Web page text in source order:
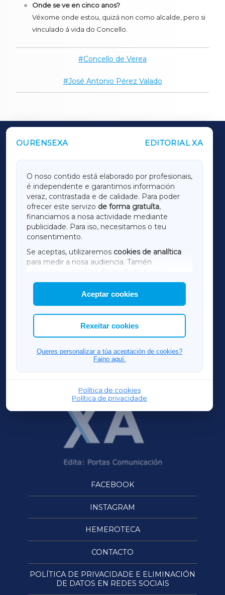
Onde se ve en cinco anos?
Véxome onde estou, quizá non como alcalde, pero si
vinculado á vida do Concello.
Concello de Verea
José Antonio Pérez Valado
OURENSEXA EDITORIAL XA
O noso contido está elaborado por profesionais,
é independente e garantimos información
veraz, contrastada e de calidade. Para poder
ofrecer este servizo de forma gratuíta,
financiamos a nosa actividade mediante
publicidade. Para iso, necesitamos o teu
consentimento.
Se aceptas, utilizaremos cookies de analítica
para medir a nosa audiencia. Tamén
utilizaremos
cookies de marketing
mostrar publicidade de terceiros.
Así mesmo, podes personalizar a elección das
cookies que desexas permitir.
Aceptar cookies
Rexeitar cookies
Queres personalizar a túa aceptación de cookies?
Faino aquí.
Política de cookies
Política de privacidade
OUTROS PERIÓDICOS
LUGOXA
TERRACHAXA
AMARIÑAXA
RIBEIRASACRAXA
ACORUÑAXA
FERROLXA
OURENSEXA
FACEBOOK
INSTAGRAM
HEMEROTECA
CONTACTO
POLÍTICA DE PRIVACIDADE E ELIMINACIÓN
DE DATOS EN REDES SOCIAIS